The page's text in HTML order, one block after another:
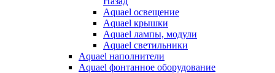
Aquael освещение
Aquael крышки
Aquael лампы, модули
Aquael светильники
Aquael наполнители
Aquael фонтанное оборудование